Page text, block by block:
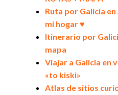
Ruta por Galicia
mi hogar ♥️
Itinerario por
mapa
Viajar a Galicia en
«to kiski»
Atlas de sitios